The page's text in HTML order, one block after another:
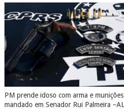
PM prende idoso com arma e
mandado em Senador Rui Palmeira –AL